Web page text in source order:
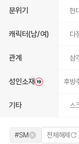
분위기 현
캐릭터(남/여) 다
관계 삼
성인소재
능욕 원나잇 후방
기타 스
#SM 전체해제